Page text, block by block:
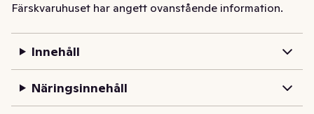
Färskvaruhuset har angett ovanstående information.
Innehåll
Näringsinnehåll